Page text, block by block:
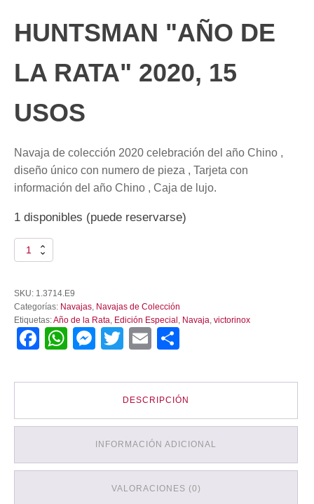
HUNTSMAN "AÑO DE
LA RATA" 2020, 15
USOS
Navaja de colección 2020 celebración del año Chino ,
diseño único con numero de pieza , Tarjeta con
información del año Chino , Caja de lujo.
1 disponibles (puede reservarse)
HUNTSMAN
"AÑO
LA
RATA"
2020,
15
USOS
SKU: 1.3714.E9
Categorías: Navajas, Navajas de Colección
Etiquetas:Año de la Rata, Edición Especial , Navaja, victorinox
Facebook
WhatsApp
Messenger
TwitterEmail
DESCRIPCIÓN
INFORMACIÓN ADICIONAL
VALORACIONES (0)